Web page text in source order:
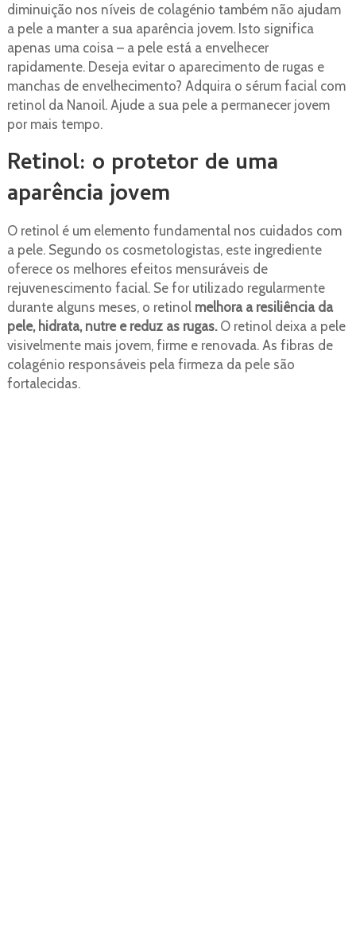
diminuição nos níveis de colagénio também não ajudam
a pele a manter a sua aparência jovem. Isto significa
apenas uma coisa – a pele está a envelhecer
rapidamente. Deseja evitar o aparecimento de rugas e
manchas de envelhecimento? Adquira o sérum facial com
retinol da Nanoil. Ajude a sua pele a permanecer jovem
por mais tempo.
Retinol: o protetor de uma
aparência jovem
O retinol é um elemento fundamental nos cuidados com
a pele. Segundo os cosmetologistas, este ingrediente
oferece os melhores efeitos mensuráveis de
rejuvenescimento facial. Se for utilizado regularmente
durante alguns meses, o retinol melhora a resiliência da
pele, hidrata, nutre e reduz as rugas. O retinol deixa a pele
visivelmente mais jovem, firme e renovada. As fibras de
colagénio responsáveis pela firmeza da pele são
fortalecidas.